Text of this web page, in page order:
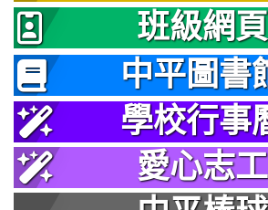
班級網頁
中平圖書
學校行事
愛心志工